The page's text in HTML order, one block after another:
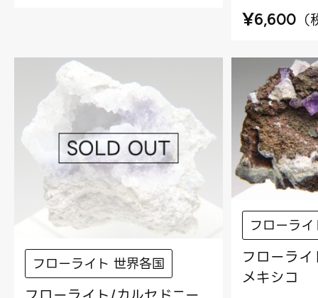
¥6,600 （
フローライト 世界各国
フローラ
フローラ
メキシコ